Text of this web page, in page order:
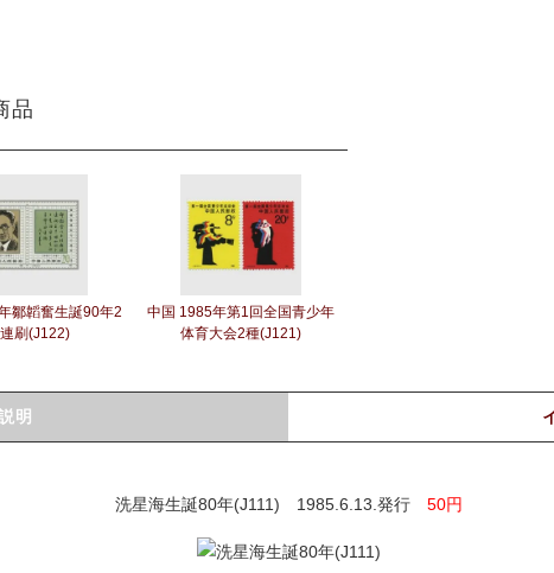
品
鄒韜奮生誕90年2
刷(J122)
中国 1985年第1回全国青少年
体育大会2種(J121)
明
洗星海生誕80年(J111) 1985.6.13.発行 50円